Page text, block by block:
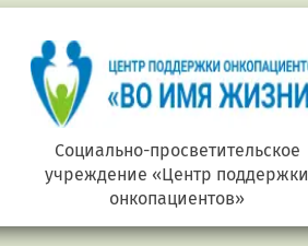
Социально-просветительское
учреждение «Центр поддержки
онкопациентов»